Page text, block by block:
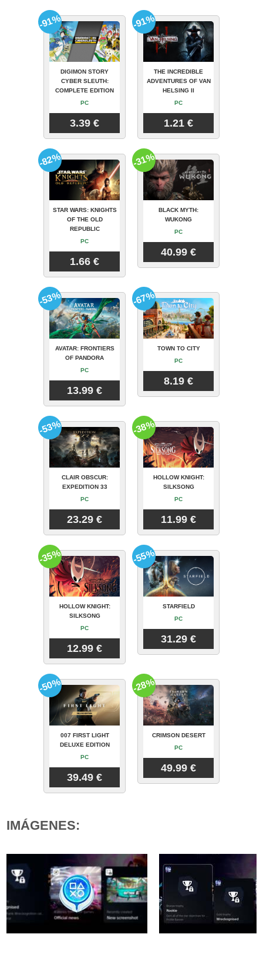
DIGIMON STORY
CYBER SLEUTH:
COMPLETE EDITION
PC
3.39 €
-91%
THE INCREDIBLE
ADVENTURES OF VAN
HELSING II
PC
1.21 €
-91%
STAR WARS: KNIGHTS
OF THE OLD
REPUBLIC
PC
1.66 €
-82%
BLACK MYTH:
WUKONG
PC
40.99 €
-31%
AVATAR: FRONTIERS
OF PANDORA
PC
13.99 €
-53%
TOWN TO CITY
PC
8.19 €
-67%
CLAIR OBSCUR:
EXPEDITION 33
PC
23.29 €
-53%
HOLLOW KNIGHT:
SILKSONG
PC
11.99 €
-38%
HOLLOW KNIGHT:
SILKSONG
PC
12.99 €
-35%
STARFIELD
PC
31.29 €
-55%
007 FIRST LIGHT
DELUXE EDITION
PC
39.49 €
-50%
CRIMSON DESERT
PC
49.99 €
-28%
IMÁGENES: